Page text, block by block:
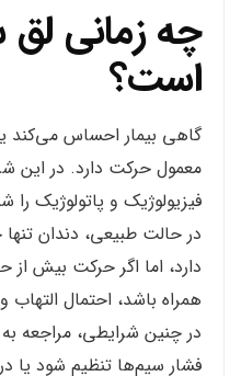
چه زمانی
است؟
گاهی بیمار احساس می‌کند
معمول حرکت دارد. در این
فیزیولوژیک و پاتولوژیک را
در حالت طبیعی، دندان
دارد، اما اگر حرکت بیش از
همراه باشد، احتمال
در چنین شرایطی،
فشار سیم‌ها تنظیم شود یا